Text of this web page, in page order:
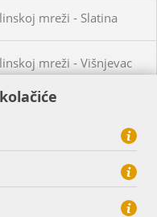
mreži - Slatina
mreži - Višnjevac
mreži - Virovitica
mreži - Virovitica
mreži - Pakrac